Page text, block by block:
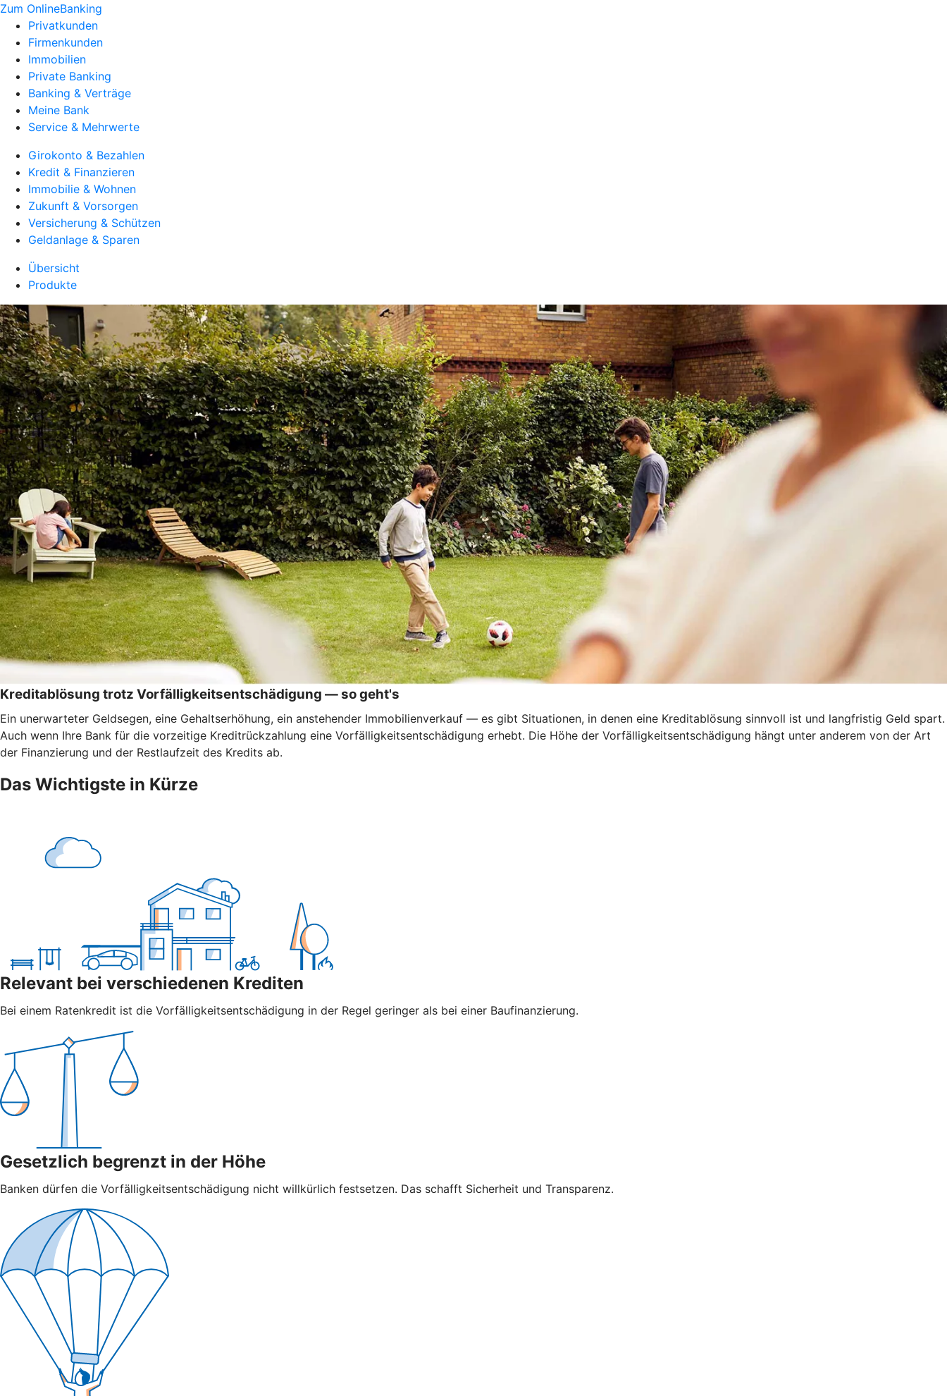
Zum OnlineBanking
Privatkunden
Firmenkunden
Immobilien
Private Banking
Banking & Verträge
Meine Bank
Service & Mehrwerte
Girokonto & Bezahlen
Kredit & Finanzieren
Immobilie & Wohnen
Zukunft & Vorsorgen
Versicherung & Schützen
Geldanlage & Sparen
Übersicht
Produkte
Kreditablösung trotz Vorfälligkeitsentschädigung — so geht's
Ein unerwarteter Geldsegen, eine Gehaltserhöhung, ein anstehender Immobilienverkauf — es gibt Situationen, in denen eine Kreditablösung sinnvoll ist und langfristig Geld spart.
Auch wenn Ihre Bank für die vorzeitige Kreditrückzahlung eine Vorfälligkeitsentschädigung erhebt. Die Höhe der Vorfälligkeitsentschädigung hängt unter anderem von der Art
der Finanzierung und der Restlaufzeit des Kredits ab.
Das Wichtigste in Kürze
Relevant bei verschiedenen Krediten
Bei einem Ratenkredit ist die Vorfälligkeitsentschädigung in der Regel geringer als bei einer Baufinanzierung.
Gesetzlich begrenzt in der Höhe
Banken dürfen die Vorfälligkeitsentschädigung nicht willkürlich festsetzen. Das schafft Sicherheit und Transparenz.